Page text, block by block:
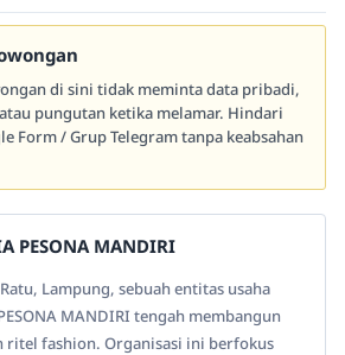
di sini tidak meminta data pribadi,
pungutan ketika melamar. Hindari
Form / Grup Telegram tanpa keabsahan
PESONA MANDIRI
Lampung, sebuah entitas usaha
MANDIRI tengah membangun
ritel fashion. Organisasi ini berfokus